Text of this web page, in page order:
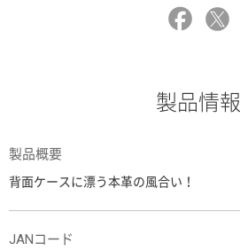
製品情報
製品概要
背面ケースに漂う本革の風合い！
JANコード